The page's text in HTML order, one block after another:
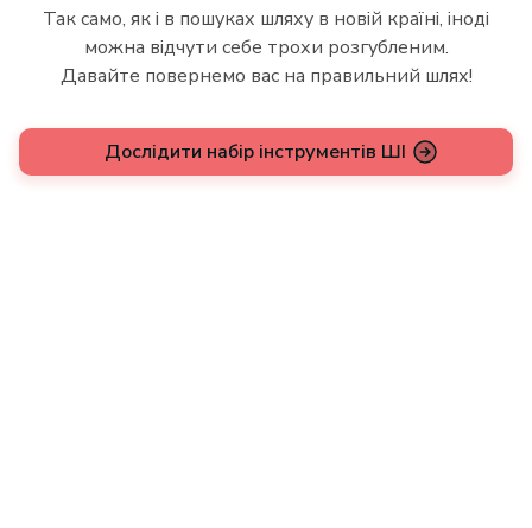
Так само, як і в пошуках шляху в новій країні, іноді
можна відчути себе трохи розгубленим.
Давайте повернемо вас на правильний шлях!
Дослідити набір інструментів ШІ